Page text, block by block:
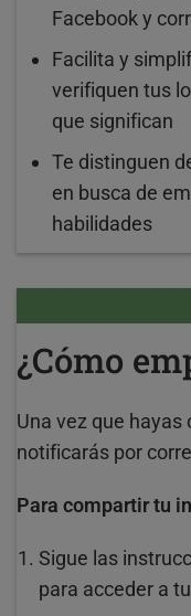
Facebook y
Facilita y
verifiquen tus
que significan
Te distinguen
en busca de
habilidades
¿Cómo
Una vez que
notificarás por
Para compartir tu
Sigue las
para acceder a